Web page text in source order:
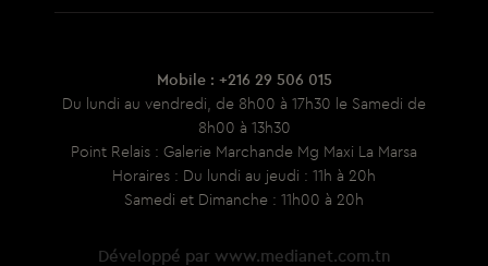
Mobile : +216 29 506 015
Du lundi au vendredi, de 8h00 à 17h30 le Samedi de
8h00 à 13h30
Point Relais : Galerie Marchande Mg Maxi La Marsa
Horaires : Du lundi au jeudi : 11h à 20h
Samedi et Dimanche : 11h00 à 20h
Développé par www.medianet.com.tn